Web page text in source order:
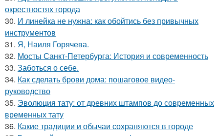
окрестностях города
30. И линейка не нужна: как обойтись без привычных
инструментов
31. Я, Наиля Горячева.
32. Мосты Санкт-Петербурга: История и современность
33. Заботься о себе.
34. Как сделать брови дома: пошаговое видео-
руководство
35. Эволюция тату: от древних штампов до современных
временных тату
36. Какие традиции и обычаи сохраняются в городе